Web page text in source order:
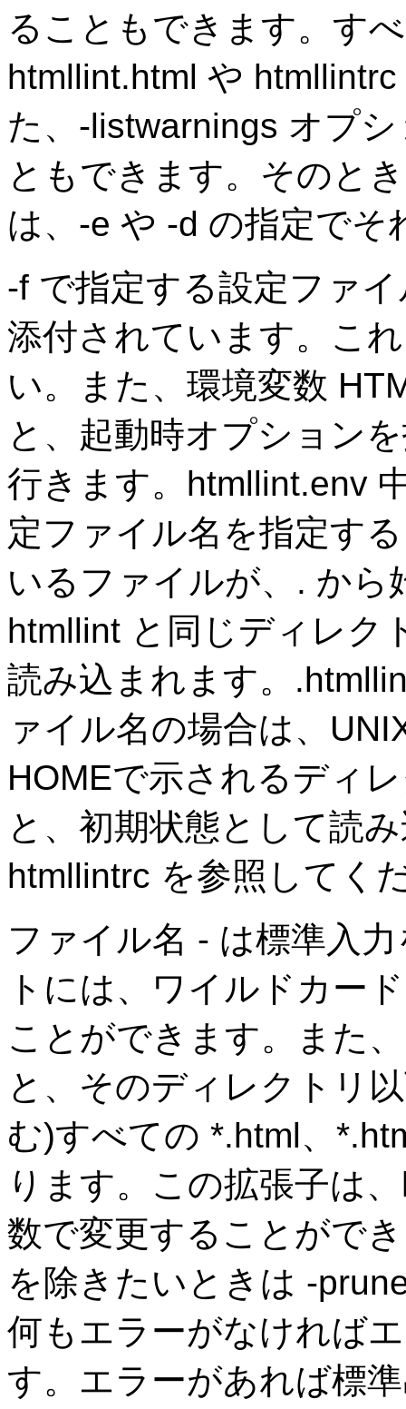
ることもできます。す
htmllint.html や
た、-listwarnings オプ
ともできます。そのと
は、-e や -d の指定で
-f で指定する設定ファ
添付されています。こ
い。また、環境変数
と、起動時オプション
行きます。htmllint.env
定ファイル名を指定す
いるファイルが、. から
htmllint と同じディレク
読み込まれます。
ァイル名の場合は、
HOMEで示されるディ
と、初期状態として読
htmllintrc を参照してく
ファイル名 - は標準入
トには、ワイルドカー
ことができます。また
と、そのディレクトリ
む)すべての *.html、
ります。この拡張子は
数で変更することがで
を除きたいときは -
何もエラーがなければ
す。エラーがあれば標